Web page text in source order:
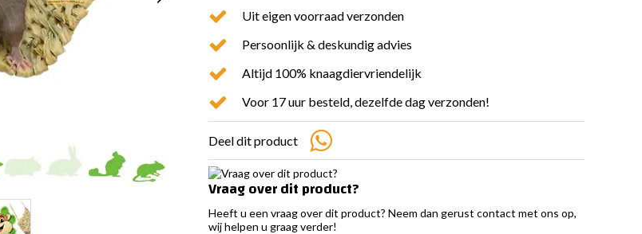
Uit eigen voorraad verzonden
Persoonlijk & deskundig advies
Altijd 100% knaagdiervriendelijk
Voor 17 uur besteld, dezelfde dag verzonden!
Deel dit product
Vraag over dit product?
Heeft u een vraag over dit product? Neem dan gerust contact met ons op,
wij helpen u graag verder!